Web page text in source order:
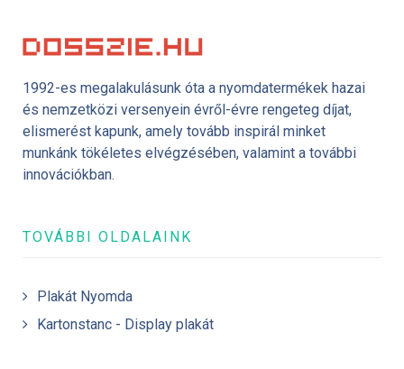
1992-es megalakulásunk óta a nyomdatermékek hazai
és nemzetközi versenyein évről-évre rengeteg díjat,
elismerést kapunk, amely tovább inspirál minket
munkánk tökéletes elvégzésében, valamint a további
innovációkban.
TOVÁBBI OLDALAINK
Plakát Nyomda
Kartonstanc - Display plakát